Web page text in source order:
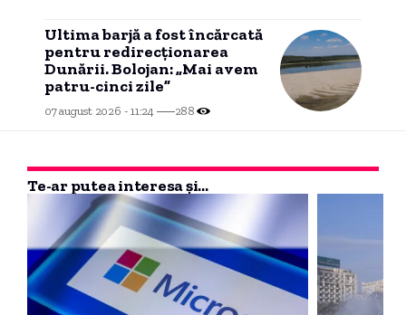
Ultima barjă a fost încărcată
pentru redirecționarea
Dunării. Bolojan: „Mai avem
patru-cinci zile”
07 august 2026 - 11:24 288
Te-ar putea interesa și...